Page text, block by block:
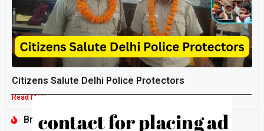
Citizens Salute Delhi Police Protectors
Read More »
Breaking